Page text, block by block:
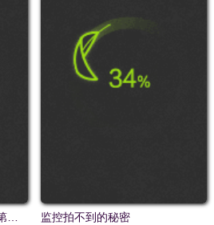
房卡背后的秘密（监控里的第三人） 监控拍不到的秘密